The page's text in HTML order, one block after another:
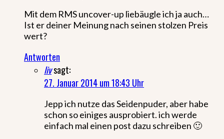
Mit dem RMS uncover-up liebäugle ich ja auch…
Ist er deiner Meinung nach seinen stolzen Preis
wert?
Antworten
livsagt:
27. Januar 2014 um 18:43 Uhr
Jepp ich nutze das Seidenpuder, aber habe
schon so einiges ausprobiert. ich werde
einfach mal einen post dazu schreiben 🙂